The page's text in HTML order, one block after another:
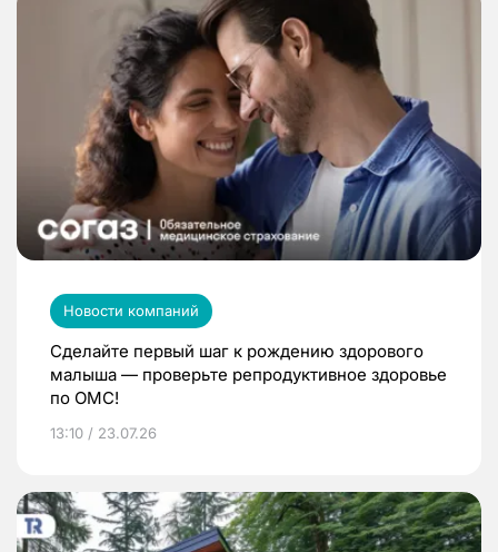
Новости компаний
Сделайте первый шаг к рождению здорового
малыша — проверьте репродуктивное здоровье
по ОМС!
13:10 / 23.07.26